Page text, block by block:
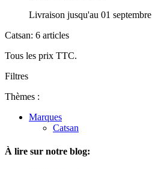
Livraison jusqu'au 01 septembre
Catsan: 6 articles
Tous les prix TTC.
Filtres
Thèmes :
Marques
Catsan
À lire sur notre blog: